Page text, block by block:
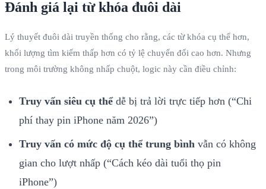
Đánh giá lại từ khóa đuôi dài
Lý thuyết đuôi dài truyền thống cho rằng, các từ khóa cụ thể hơn,
khối lượng tìm kiếm thấp hơn có tỷ lệ chuyển đổi cao hơn. Nhưng
trong môi trường không nhấp chuột, logic này cần điều chỉnh:
Truy vấn siêu cụ thểdễ bị trả lời trực tiếp hơn (“Chi
phí thay pin iPhone năm 2026”)
Truy vấn có mức độ cụ thể trung bình vẫn có không
gian cho lượt nhấp (“Cách kéo dài tuổi thọ pin
iPhone”)